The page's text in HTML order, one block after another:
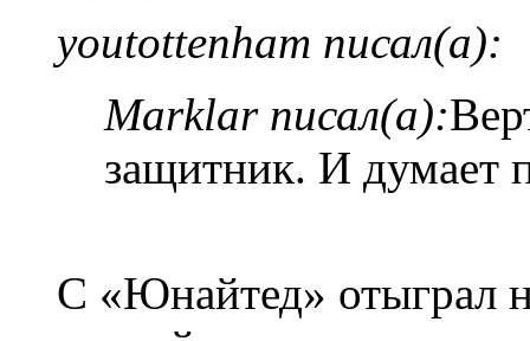
youtottenham писал(а):
Marklar писал(а):
защитник. И думает
С «Юнайтед» отыграл